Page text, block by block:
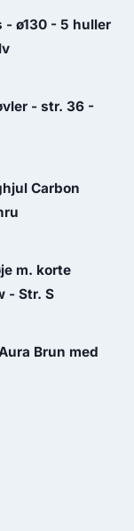
ø130 - 5 huller
- str. 36 -
Carbon
m. korte
- Str. S
Brun med